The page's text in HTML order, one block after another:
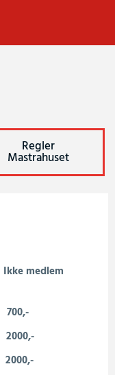
Regler
Mastrahuset